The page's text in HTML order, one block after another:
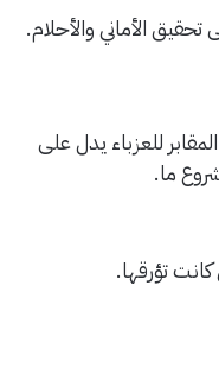
الأماني والأحلام.
للعزباء يدل على
ما.
تؤرقها.